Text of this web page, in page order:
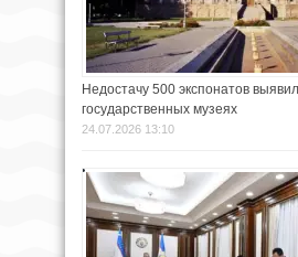
Недостачу 500 экспонатов
государственных музеях
24.07.2026 13:10